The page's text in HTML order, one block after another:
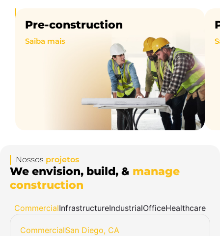
serviços
We
envision,
construction
Pre-construction ​
Saiba mais
Nossos projetos
We envision, build, & manage
construction
CommercialInfrastructureIndustrialOfficeHealthcare
CommercialSan Diego, CA